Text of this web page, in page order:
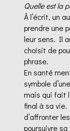
Quelle est la
À l’écrit, un
prendre une
leur sens. Il
choisit de
phrase.
En santé
symbole
mais qui fait
final à sa
d’affronter
poursuivre sa